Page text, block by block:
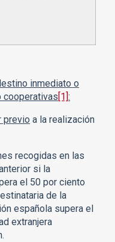
inmediato o
cooperativas[1]:
previo a la realización
recogidas en las
si la
el 50 por ciento
de la
española supera el
extranjera